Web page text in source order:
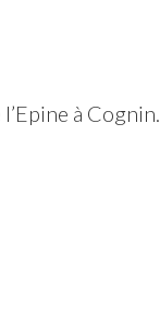
à Cognin.